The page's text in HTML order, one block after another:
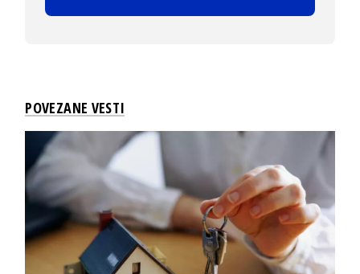
POVEZANE VESTI